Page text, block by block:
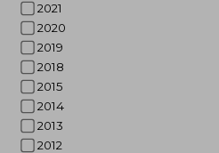
2021
2020
2019
2018
2015
2014
2013
2012